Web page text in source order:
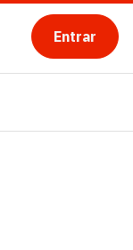
Entrar